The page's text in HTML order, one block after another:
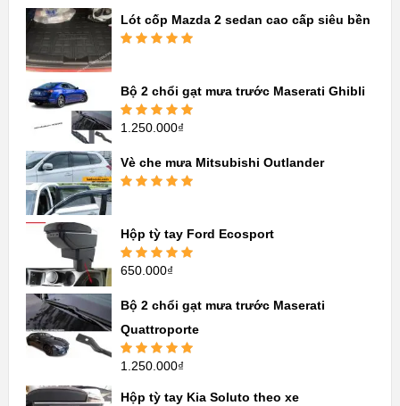
Lót cốp Mazda 2 sedan cao cấp siêu bền
Bộ 2 chổi gạt mưa trước Maserati Ghibli
Được xếp
1.250.000₫
Vè che mưa Mitsubishi Outlander
Hộp tỳ tay Ford Ecosport
Được xếp
650.000₫
Bộ 2 chổi gạt mưa trước Maserati
Quattroporte
Được xếp
sao
1.250.000₫
Hộp tỳ tay Kia Soluto theo xe